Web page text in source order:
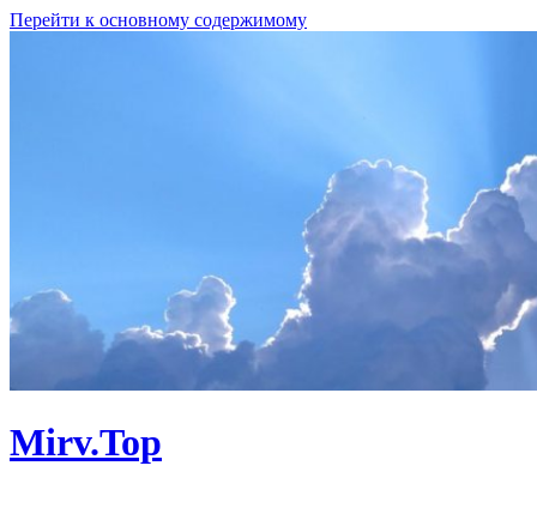
Перейти к основному содержимому
Mirv.Top